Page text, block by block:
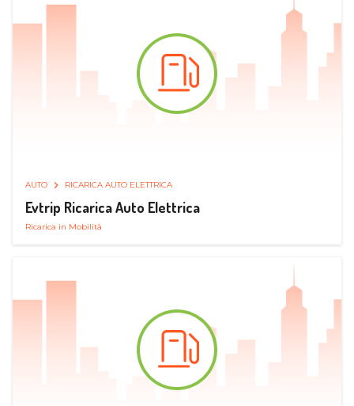
AUTO RICARICA AUTO ELETTRICA
Evtrip Ricarica Auto Elettrica
Ricarica in Mobilità